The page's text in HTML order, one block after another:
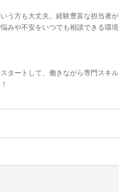
う方も大丈夫。経験豊富な担当者が
みや不安をいつでも相談できる環境
タートして、働きながら専門スキル